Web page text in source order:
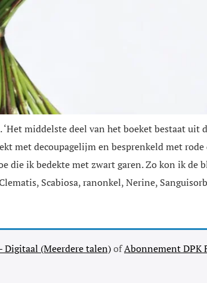
middelste deel van het boeket bestaat uit
met decoupagelijm en besprenkeld met rode
die ik bedekte met zwart garen. Zo kon ik de
Scabiosa, ranonkel, Nerine,
Digitaal (Meerdere talen)ofAbonnement DPK